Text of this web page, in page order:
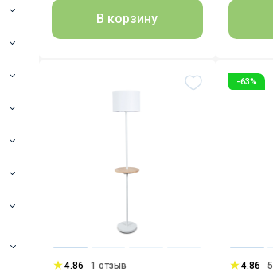
В корзину
4.86 1 отзыв
-63%
4.86